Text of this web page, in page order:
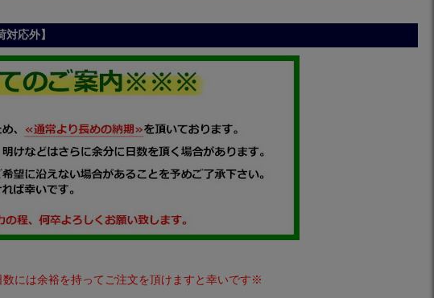
応外】
には余裕を持ってご注文を頂けますと幸いです※